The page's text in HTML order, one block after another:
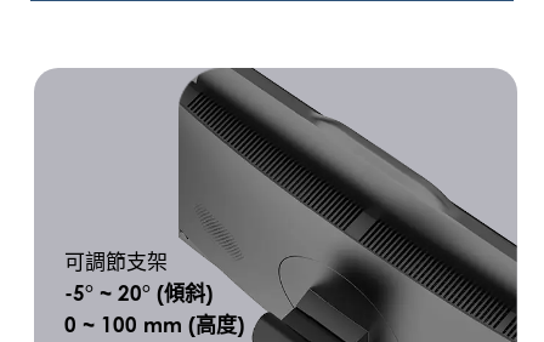
可調節支架
-5° ~ 20° (傾斜)
0 ~ 100 mm (高度)